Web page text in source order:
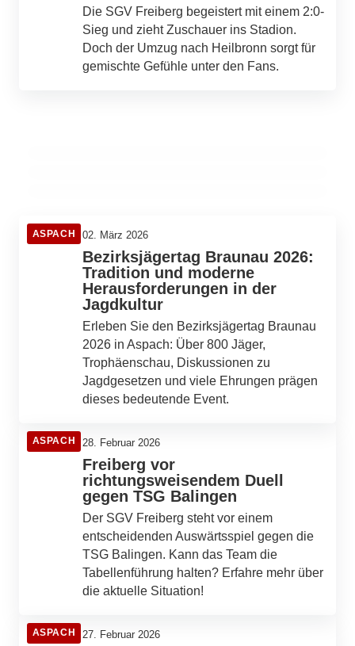
Die SGV Freiberg begeistert mit einem 2:0-
Sieg und zieht Zuschauer ins Stadion.
Doch der Umzug nach Heilbronn sorgt für
gemischte Gefühle unter den Fans.
07. März 2026
Neuer Eurospar in Aspach setzt auf
ASPACH 02. März 2026
Bezirksjägertag Braunau 2026:
Tradition und moderne
Herausforderungen in der
Jagdkultur
Erleben Sie den Bezirksjägertag Braunau
2026 in Aspach: Über 800 Jäger,
Trophäenschau, Diskussionen zu
Jagdgesetzen und viele Ehrungen prägen
dieses bedeutende Event.
ASPACH 28. Februar 2026
Freiberg vor
richtungsweisendem Duell
gegen TSG Balingen
Der SGV Freiberg steht vor einem
entscheidenden Auswärtsspiel gegen die
TSG Balingen. Kann das Team die
Tabellenführung halten? Erfahre mehr über
die aktuelle Situation!
ASPACH 27. Februar 2026